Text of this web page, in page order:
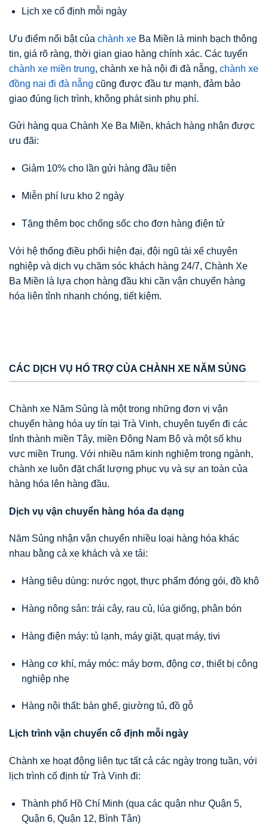
Lịch xe cố định mỗi ngày
Ưu điểm nổi bật của chành xe Ba Miền là minh bạch thông
tin, giá rõ ràng, thời gian giao hàng chính xác. Các tuyến
chành xe miền trung, chành xe hà nội đi đà nẵng, chành xe
đồng nai đi đà nẵng cũng được đầu tư mạnh, đảm bảo
giao đúng lịch trình, không phát sinh phụ phí.
Gửi hàng qua Chành Xe Ba Miền, khách hàng nhận được
ưu đãi:
Giảm 10% cho lần gửi hàng đầu tiên
Miễn phí lưu kho 2 ngày
Tặng thêm bọc chống sốc cho đơn hàng điện tử
Với hệ thống điều phối hiện đại, đội ngũ tài xế chuyên
nghiệp và dịch vụ chăm sóc khách hàng 24/7, Chành Xe
Ba Miền là lựa chọn hàng đầu khi cần vận chuyển hàng
hóa liên tỉnh nhanh chóng, tiết kiệm.
CÁC DỊCH VỤ HỔ TRỢ CỦA CHÀNH XE NĂM SỦNG
Chành xe Năm Sủng là một trong những đơn vị vận
chuyển hàng hóa uy tín tại Trà Vinh, chuyên tuyến đi các
tỉnh thành miền Tây, miền Đông Nam Bộ và một số khu
vực miền Trung. Với nhiều năm kinh nghiệm trong ngành,
chành xe luôn đặt chất lượng phục vụ và sự an toàn của
hàng hóa lên hàng đầu.
Dịch vụ vận chuyển hàng hóa đa dạng
Năm Sủng nhận vận chuyển nhiều loại hàng hóa khác
nhau bằng cả xe khách và xe tải:
Hàng tiêu dùng: nước ngọt, thực phẩm đóng gói, đồ khô
Hàng nông sản: trái cây, rau củ, lúa giống, phân bón
Hàng điện máy: tủ lạnh, máy giặt, quạt máy, tivi
Hàng cơ khí, máy móc: máy bơm, động cơ, thiết bị công
nghiệp nhẹ
Hàng nội thất: bàn ghế, giường tủ, đồ gỗ
Lịch trình vận chuyển cố định mỗi ngày
Chành xe hoạt động liên tục tất cả các ngày trong tuần, với
lịch trình cố định từ Trà Vinh đi:
Thành phố Hồ Chí Minh (qua các quận như Quận 5,
Quận 6, Quận 12, Bình Tân)